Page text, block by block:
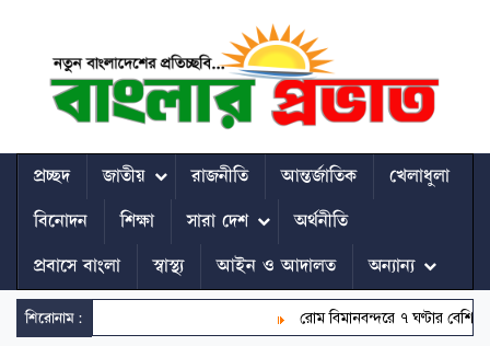
প্রচ্ছদ জাতীয় রাজনীতি আন্তর্জাতিক
খেলাধুলা
বিনোদন
শিক্ষা সারা দেশ
অর্থনীতি
প্রবাসে বাংলা
স্বাস্থ্য আইন ও আদালত অন্যান্য
শিরোনাম: রোম বিমানবন্দরে ৭ ঘণ্টার বেশি আটকে